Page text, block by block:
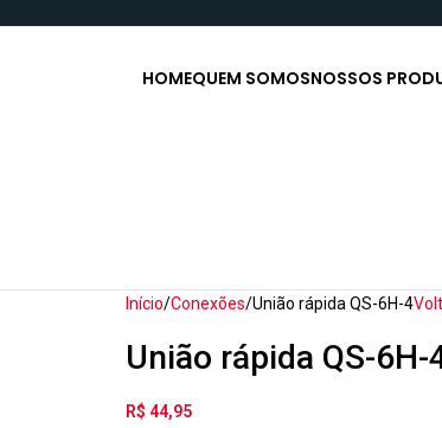
HOMEQUEM SOMOSNOSSOS
Início Conexões União rápida QS-6H-4
União rápida QS-6H-
R$ 44,95